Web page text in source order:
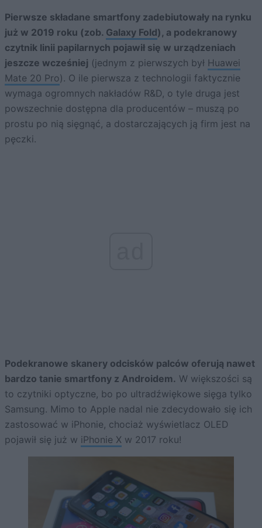
Pierwsze składane smartfony zadebiutowały na rynku
już w 2019 roku (zob. Galaxy Fold), a podekranowy
czytnik linii papilarnych pojawił się w urządzeniach
jeszcze wcześniej (jednym z pierwszych był Huawei
Mate 20 Pro). O ile pierwsza z technologii faktycznie
wymaga ogromnych nakładów R&D, o tyle druga jest
powszechnie dostępna dla producentów – muszą po
prostu po nią sięgnąć, a dostarczających ją firm jest na
pęczki.
Podekranowe skanery odcisków palców oferują nawet
bardzo tanie smartfony z Androidem. W większości są
to czytniki optyczne, bo po ultradźwiękowe sięga tylko
Samsung. Mimo to Apple nadal nie zdecydowało się ich
zastosować w iPhonie, chociaż wyświetlacz OLED
pojawił się już w iPhonie X w 2017 roku!